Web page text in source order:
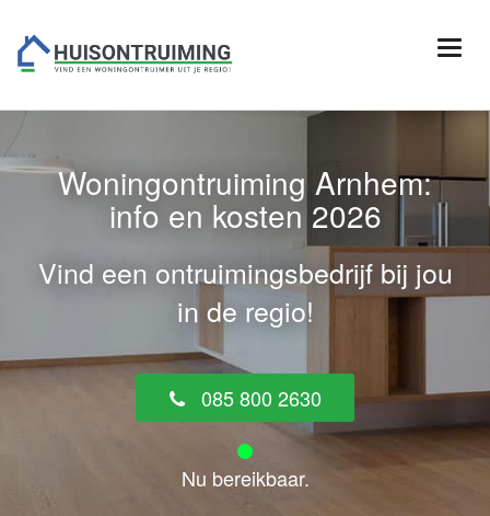
Woningontruiming Arnhem:
info en kosten 2026
Vind een ontruimingsbedrijf bij jou
in de regio!
085 800 2630
Nu bereikbaar.